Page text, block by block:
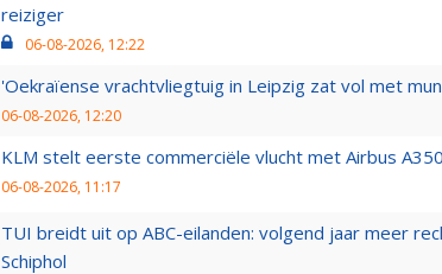
reiziger
06-08-2026, 12:22
'Oekraïense vrachtvliegtuig in Leipzig zat vol met
06-08-2026, 12:20
KLM stelt eerste commerciële vlucht met Airbus
06-08-2026, 11:17
TUI breidt uit op ABC-eilanden: volgend jaar meer
Schiphol